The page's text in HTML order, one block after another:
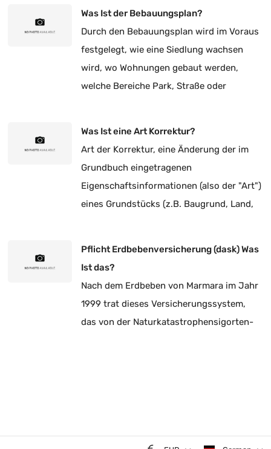
Was Ist der Bebauungsplan?
Durch den Bebauungsplan wird im Voraus
festgelegt, wie eine Siedlung wachsen
wird, wo Wohnungen gebaut werden,
welche Bereiche Park, Straße oder
Was Ist eine Art Korrektur?
Art der Korrektur, eine Änderung der im
Grundbuch eingetragenen
Eigenschaftsinformationen (also der "Art")
eines Grundstücks (z.B. Baugrund, Land,
Pflicht Erdbebenversicherung (dask) Was
Ist das?
Nach dem Erdbeben von Marmara im Jahr
1999 trat dieses Versicherungssystem,
das von der Naturkatastrophensigorten-